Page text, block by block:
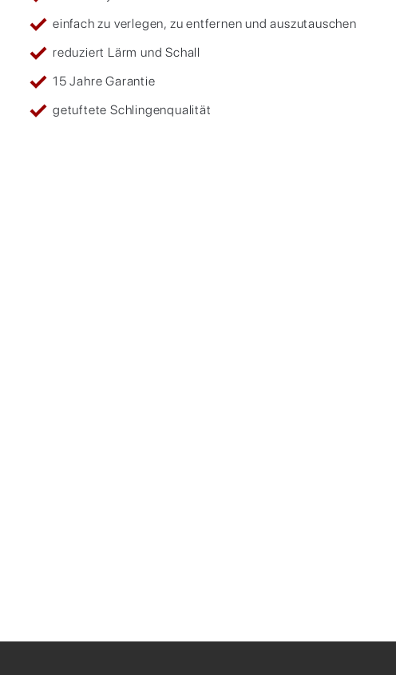
einfach zu verlegen, zu entfernen und auszutauschen
reduziert Lärm und Schall
15 Jahre Garantie
getuftete Schlingenqualität